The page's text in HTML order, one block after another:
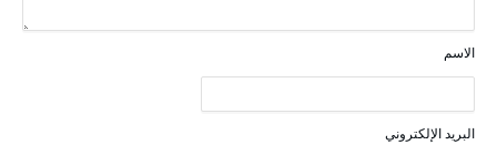
الاسم
البريد الإلكتروني